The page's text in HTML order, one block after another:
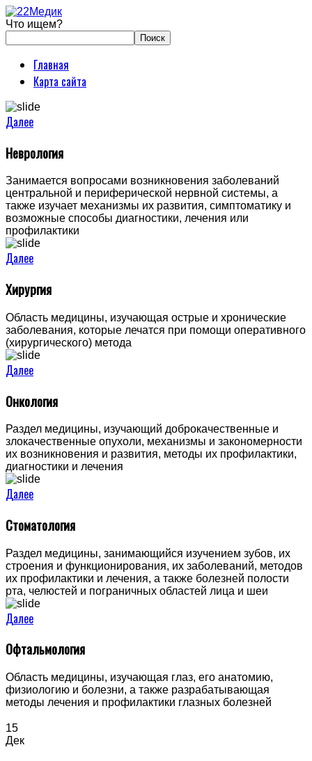
Что ищем?
Главная
Карта сайта
Далее
Неврология
Занимается вопросами возникновения заболеваний
центральной и периферической нервной системы, а
также изучает механизмы их развития, симптоматику и
возможные способы диагностики, лечения или
профилактики
Далее
Хирургия
Область медицины, изучающая острые и хронические
заболевания, которые лечатся при помощи оперативного
(хирургического) метода
Далее
Онкология
Раздел медицины, изучающий доброкачественные и
злокачественные опухоли, механизмы и закономерности
их возникновения и развития, методы их профилактики,
диагностики и лечения
Далее
Стоматология
Раздел медицины, занимающийся изучением зубов, их
строения и функционирования, их заболеваний, методов
их профилактики и лечения, а также болезней полости
рта, челюстей и пограничных областей лица и шеи
Далее
Офтальмология
Область медицины, изучающая глаз, его анатомию,
физиологию и болезни, а также разрабатывающая
методы лечения и профилактики глазных болезней
15
Дек